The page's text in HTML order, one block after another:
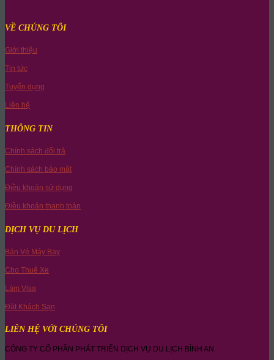
VỀ CHÚNG TÔI
Giới thiệu
Tin tức
Tuyển dụng
Liên hệ
THÔNG TIN
Chính sách đổi trả
Chính sách bảo mật
Điều khoản sử dụng
Điều khoản thanh toán
DỊCH VỤ DU LỊCH
Bán Vé Máy Bay
Cho Thuê Xe
Làm Visa
Đặt Khách Sạn
LIÊN HỆ VỚI CHÚNG TÔI
CÔNG TY CỔ PHẦN PHÁT TRIỂN DỊCH VỤ DU LỊCH BÌNH AN